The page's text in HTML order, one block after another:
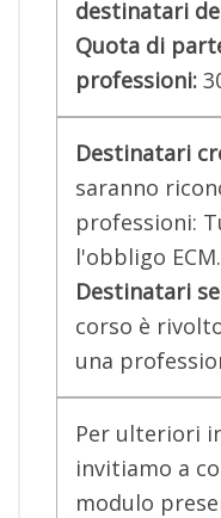
destinatari
Quota di
professioni:
Destinatari
saranno
professioni:
l'obbligo ECM.
Destinatari
corso è
una
Per ulteriori
invitiamo a
modulo